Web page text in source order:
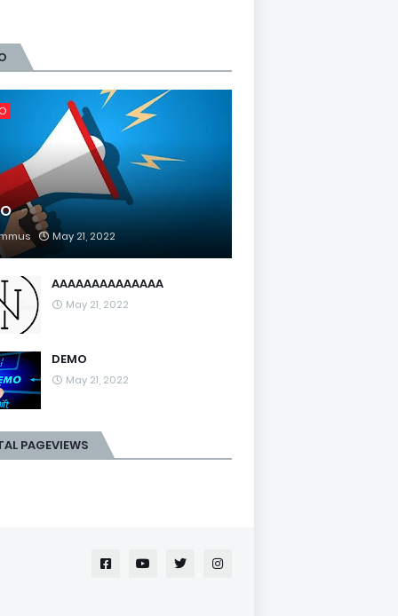
May 21, 2022
AAAAAAAAAAAAAA
May 21, 2022
DEMO
May 21, 2022
PAGEVIEWS